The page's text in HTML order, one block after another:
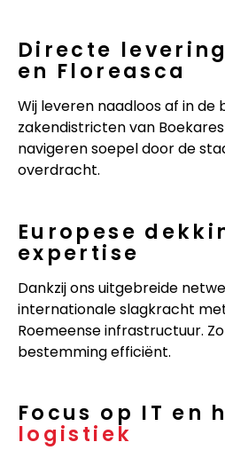
Directe
en Floreasca
Wij leveren naadloos af in de
zakendistricten van
navigeren soepel door de
overdracht.
Europese
expertise
Dankzij ons uitgebreide
internationale slagkracht
Roemeense infrastructuur.
bestemming efficiënt.
Focus op IT en
logistiek